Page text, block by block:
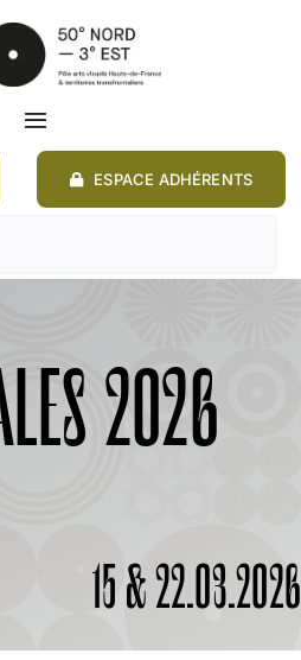
Toggle
NavigationESPACE ADHÉRENTS
2026
15 & 22.03.2026